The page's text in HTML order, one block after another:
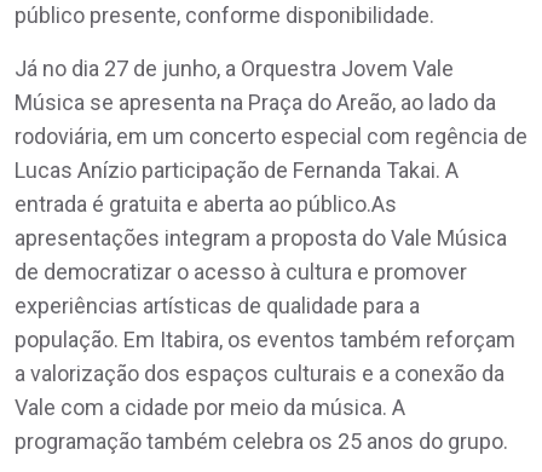
público presente, conforme disponibilidade.
Já no dia 27 de junho, a Orquestra Jovem Vale
Música se apresenta na Praça do Areão, ao lado da
rodoviária, em um concerto especial com regência de
Lucas Anízio participação de Fernanda Takai. A
entrada é gratuita e aberta ao público.As
apresentações integram a proposta do Vale Música
de democratizar o acesso à cultura e promover
experiências artísticas de qualidade para a
população. Em Itabira, os eventos também reforçam
a valorização dos espaços culturais e a conexão da
Vale com a cidade por meio da música. A
programação também celebra os 25 anos do grupo.